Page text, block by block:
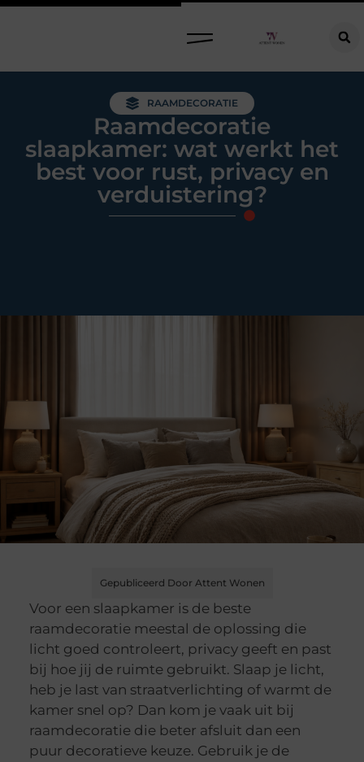
RAAMDECORATIE
Raamdecoratie
slaapkamer: wat werkt het
best voor rust, privacy en
verduistering?
Gepubliceerd Door Attent Wonen
Voor een slaapkamer is de beste
raamdecoratie meestal de oplossing die
licht goed controleert, privacy geeft en past
bij hoe jij de ruimte gebruikt. Slaap je licht,
heb je last van straatverlichting of warmt de
kamer snel op? Dan kom je vaak uit bij
raamdecoratie die beter afsluit dan een
puur decoratieve keuze. Gebruik je de